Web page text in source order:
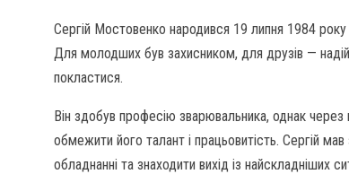
Сергій Мостовенко народився 19 липня 1984 року
Для молодших був захисником, для друзів —
покластися.
Він здобув професію зварювальника, однак
обмежити його талант і працьовитість. Сергій
обладнанні та знаходити вихід із найскладніших